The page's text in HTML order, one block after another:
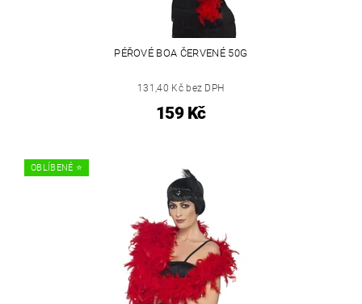
PÉŘOVÉ BOA ČERVENÉ 50G
131,40 Kč bez DPH
159 Kč
OBLÍBENÉ ⭐️